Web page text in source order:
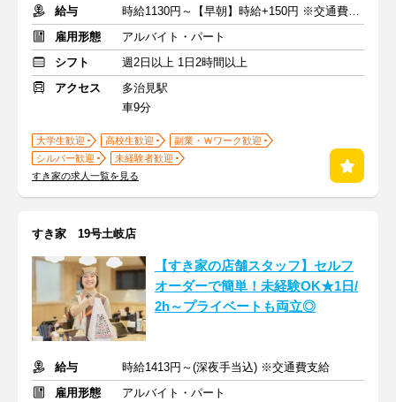
給与
時給1130円～【早朝】時給+150円 ※交通費支給
雇用形態
アルバイト・パート
シフト
週2日以上 1日2時間以上
アクセス
多治見駅
車9分
大学生歓迎 高校生歓迎
副業・Ｗワーク歓迎
シルバー歓迎
未経験者歓迎
すき家の求人一覧を見る
すき家 19号土岐店
【すき家の店舗スタッフ】セルフ
オーダーで簡単！未経験OK★1日/
2h～プライベートも両立◎
給与
時給1413円～(深夜手当込) ※交通費支給
雇用形態
アルバイト・パート